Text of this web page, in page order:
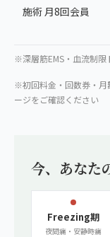
施術 月8回会員
※深層筋EMS・血流制限
※初回料金・回数券・月
ージをご確認ください
今、あなた
Freezing期
夜間痛・安静時痛